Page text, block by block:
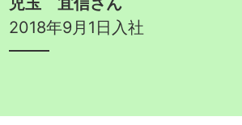
2018年9月1日入社